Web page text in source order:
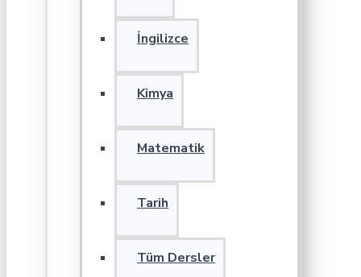
İngilizce
Kimya
Matematik
Tarih
Tüm Dersler